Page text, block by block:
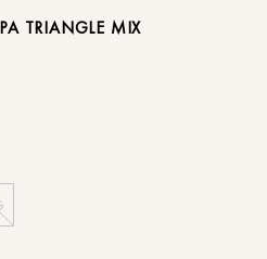
TRIANGLE MIX